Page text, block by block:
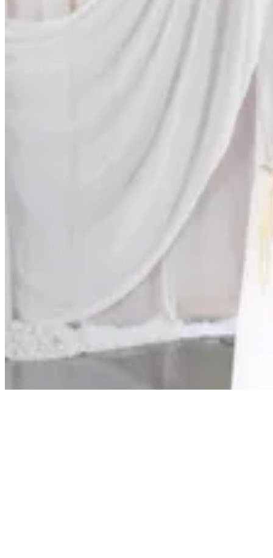
authentischen Emotionen und zauberhaften Momenten inspirieren,